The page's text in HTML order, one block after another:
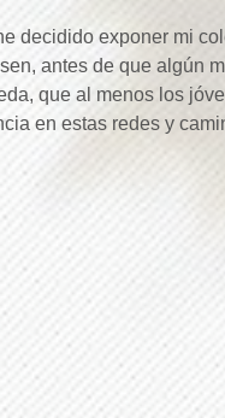
decidido exponer mi
antes de que algún
que al menos los
en estas redes y